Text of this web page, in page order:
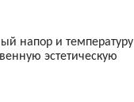
напор и температуру
эстетическую